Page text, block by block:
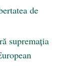
de
supremația